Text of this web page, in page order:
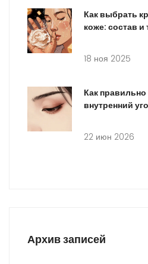
Как выбрать
коже: состав и
18 ноя 2025
Как
внутренний
инструкция
22 июн 2026
Архив записей